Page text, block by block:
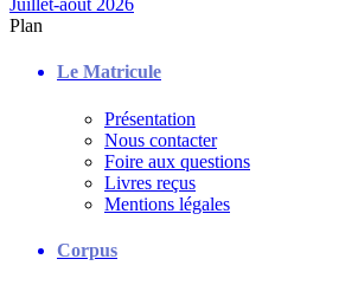
Juillet-août 2026
Plan
Le Matricule
Présentation
Nous contacter
Foire aux questions
Livres reçus
Mentions légales
Corpus